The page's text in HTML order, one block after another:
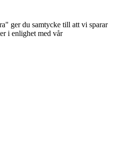
ger du samtycke till att vi sparar
i enlighet med vår